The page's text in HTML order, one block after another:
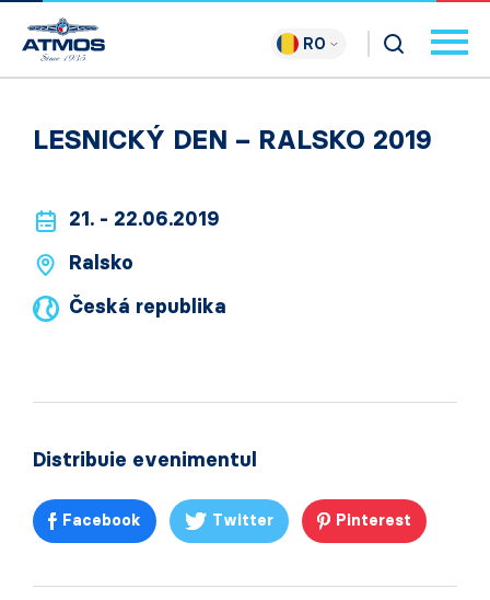
RO
LESNICKÝ DEN – RALSKO 2019
21. - 22.06.2019
Ralsko
Česká republika
Distribuie evenimentul
Facebook Twitter Pinterest